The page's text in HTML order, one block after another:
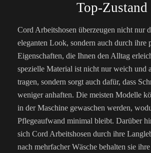
Top-Zustand
Cord Arbeitshosen überzeugen nicht nur
eleganten Look, sondern auch durch ihre
Eigenschaften, die Ihnen den Alltag
spezielle Material ist nicht nur weich und
tragen, sondern sorgt auch dafür, dass
weniger anhaften. Die meisten Modelle
in der Maschine gewaschen werden,
Pflegeaufwand minimal bleibt. Darüber
sich Cord Arbeitshosen durch ihre
nach mehrfacher Wäsche behalten sie